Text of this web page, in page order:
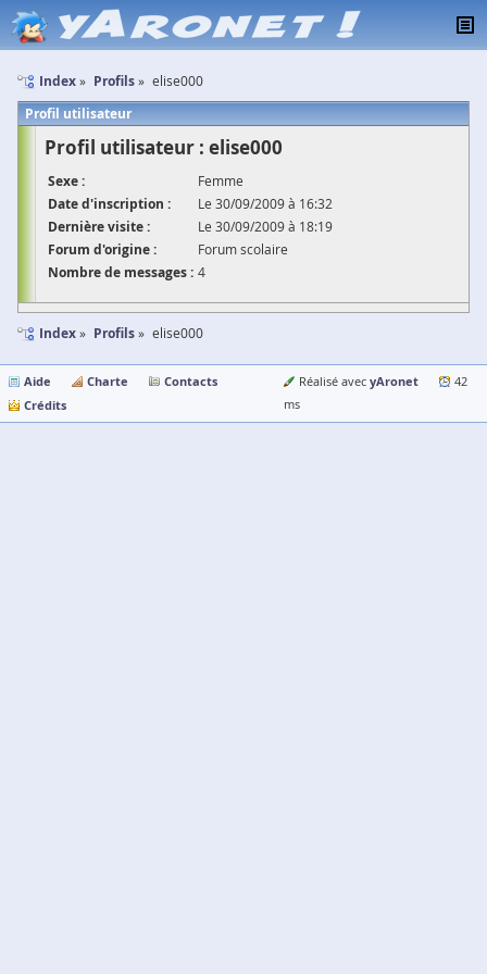
Index Profils elise000
Profil utilisateur
Profil utilisateur : elise000
Sexe : Femme
Date d'inscription : Le 30/09/2009 à 16:32
Dernière visite : Le 30/09/2009 à 18:19
Forum d'origine : Forum scolaire
Nombre de messages : 4
Index Profils elise000
Aide Charte
Contacts
Crédits
Réalisé avec yAronet
42
ms